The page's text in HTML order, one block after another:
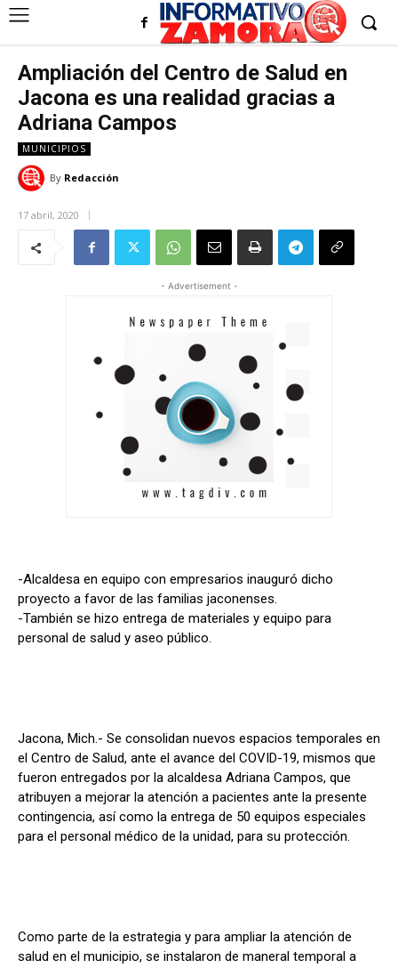
Ampliación del Centro de Salud en
Jacona es una realidad gracias a
Adriana Campos
MUNICIPIOS
By Redacción
17 abril, 2020
- Advertisement -
-Alcaldesa en equipo con empresarios inauguró dicho
proyecto a favor de las familias jaconenses.
-También se hizo entrega de materiales y equipo para
personal de salud y aseo público.
Jacona, Mich.- Se consolidan nuevos espacios temporales en
el Centro de Salud, ante el avance del COVID-19, mismos que
fueron entregados por la alcaldesa Adriana Campos, que
atribuyen a mejorar la atención a pacientes ante la presente
contingencia, así como la entrega de 50 equipos especiales
para el personal médico de la unidad, para su protección.
Como parte de la estrategia y para ampliar la atención de
salud en el municipio, se instalaron de maneral temporal a